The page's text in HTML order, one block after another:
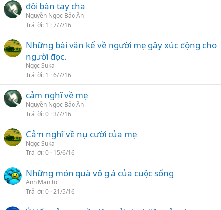
đôi bàn tay cha
Nguyễn Ngọc Bảo Ân
Trả lời 1 7/7/16
Những bài văn kể về người mẹ gây xúc động cho
người đọc.
Ngọc Suka
Trả lời 1 6/7/16
cảm nghĩ về mẹ
Nguyễn Ngọc Bảo Ân
Trả lời 0 3/7/16
Cảm nghĩ về nụ cười của mẹ
Ngọc Suka
Trả lời 0 15/6/16
Những món quà vô giá của cuộc sống
Anh Manito
Trả lời 0 21/5/16